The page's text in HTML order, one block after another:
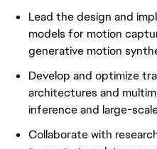
Lead the design and
models for motion
generative motion
Develop and optimize
architectures and
inference and large-
Collaborate with